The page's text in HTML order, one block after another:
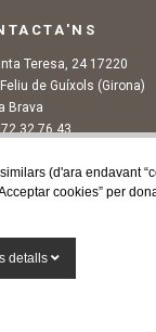
(d'ara
cookies” per
detalls
Teresa, 24 17220
de Guíxols (Girona)
Brava
32 76 43